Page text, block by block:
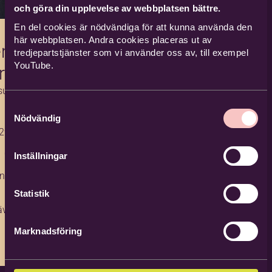
och göra din upplevelse av webbplatsen bättre.
En del cookies är nödvändiga för att kunna använda den
här webbplatsen. Andra cookies placeras ut av
tredjepartstjänster som vi använder oss av, till exempel
YouTube.
Nödvändig
Inställningar
Statistik
Marknadsföring
42
01 90